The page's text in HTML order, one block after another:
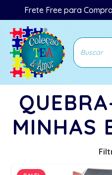
Frete Free para
MINHAS